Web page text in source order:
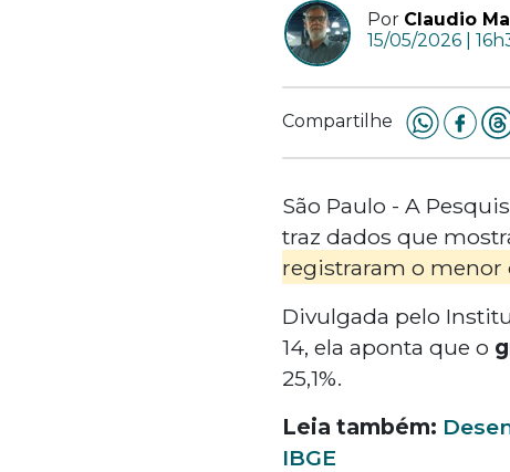
Por Claudio
15/05/2026 |
Compartilhe
São Paulo - A
traz dados que
registraram o menor
Divulgada pelo
14, ela aponta que o
25,1%.
Leia também:
IBGE